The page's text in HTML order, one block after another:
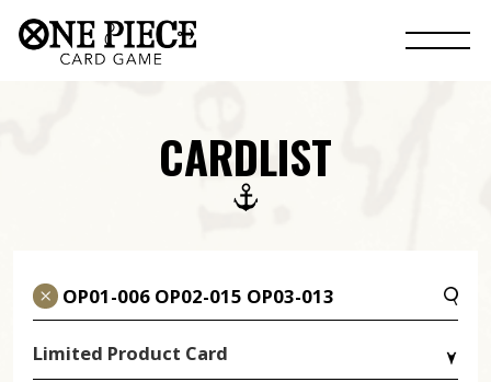
CARDLIST
Limited Product Card